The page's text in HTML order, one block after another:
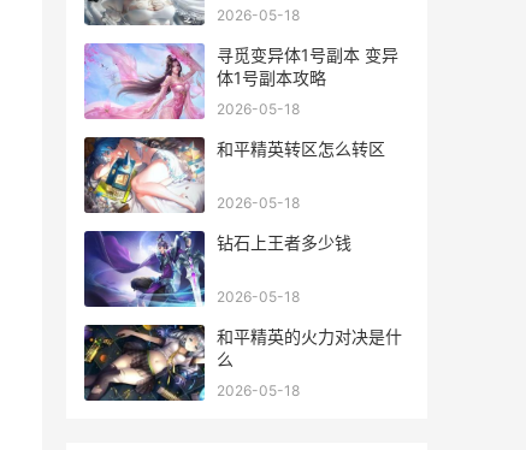
2026-05-18
寻觅变异体1号副本 变异
体1号副本攻略
2026-05-18
和平精英转区怎么转区
2026-05-18
钻石上王者多少钱
2026-05-18
和平精英的火力对决是什
么
2026-05-18